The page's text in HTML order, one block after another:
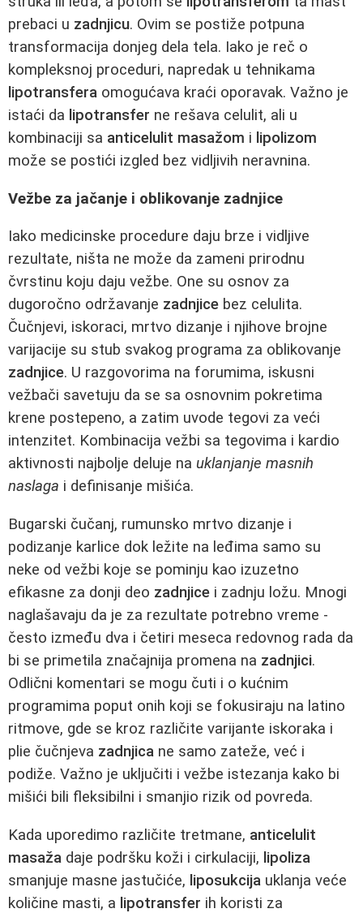
prebaci u zadnjicu. Ovim se postiže potpuna
transformacija donjeg dela tela. Iako je reč o
kompleksnoj proceduri, napredak u tehnikama
lipotransfera omogućava kraći oporavak. Važno je
istaći da lipotransfer ne rešava celulit, ali u
kombinaciji sa anticelulit masažom i lipolizom
može se postići izgled bez vidljivih neravnina.
Vežbe za jačanje i oblikovanje zadnjice
Iako medicinske procedure daju brze i vidljive
rezultate, ništa ne može da zameni prirodnu
čvrstinu koju daju vežbe. One su osnov za
dugoročno održavanje zadnjice bez celulita.
Čučnjevi, iskoraci, mrtvo dizanje i njihove brojne
varijacije su stub svakog programa za oblikovanje
zadnjice. U razgovorima na forumima, iskusni
vežbači savetuju da se sa osnovnim pokretima
krene postepeno, a zatim uvode tegovi za veći
intenzitet. Kombinacija vežbi sa tegovima i kardio
aktivnosti najbolje deluje na uklanjanje masnih
naslaga i definisanje mišića.
Bugarski čučanj, rumunsko mrtvo dizanje i
podizanje karlice dok ležite na leđima samo su
neke od vežbi koje se pominju kao izuzetno
efikasne za donji deo zadnjice i zadnju ložu. Mnogi
naglašavaju da je za rezultate potrebno vreme -
često između dva i četiri meseca redovnog rada da
bi se primetila značajnija promena na zadnjici.
Odlični komentari se mogu čuti i o kućnim
programima poput onih koji se fokusiraju na latino
ritmove, gde se kroz različite varijante iskoraka i
plie čučnjeva zadnjica ne samo zateže, već i
podiže. Važno je uključiti i vežbe istezanja kako bi
mišići bili fleksibilni i smanjio rizik od povreda.
Kada uporedimo različite tretmane, anticelulit
masaža daje podršku koži i cirkulaciji, lipoliza
smanjuje masne jastučiće, liposukcija uklanja veće
količine masti, a lipotransfer ih koristi za